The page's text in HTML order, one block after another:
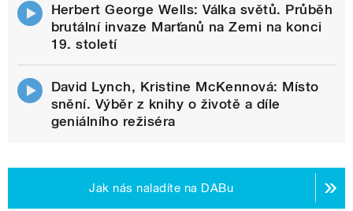
Herbert George Wells: Válka světů. Průběh
brutální invaze Marťanů na Zemi na konci
19. století
David Lynch, Kristine McKennová: Místo
snění. Výběr z knihy o životě a díle
geniálního režiséra
Jak nás naladíte na DABu